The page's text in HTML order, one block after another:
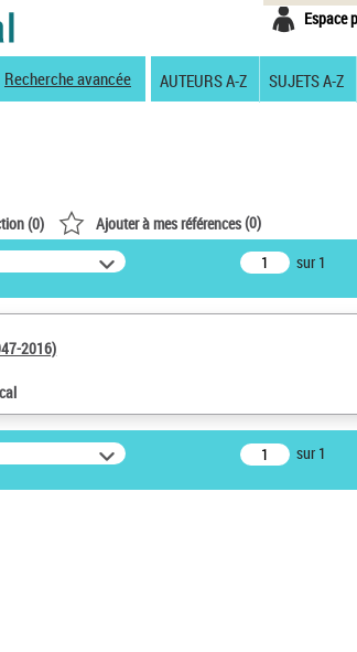
Espace
Recherche avancée AUTEURS A-Z SUJETS A-Z
(0) Ajouter à mes références(0)
sur 1
2016)
sur 1